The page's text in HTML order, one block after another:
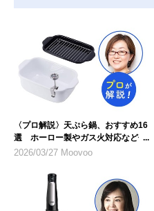
〈プロ解説〉天ぷら鍋、おすすめ16
選 ホーロー製やガス火対応など仕
様に注目
2026/03/27 Moovoo